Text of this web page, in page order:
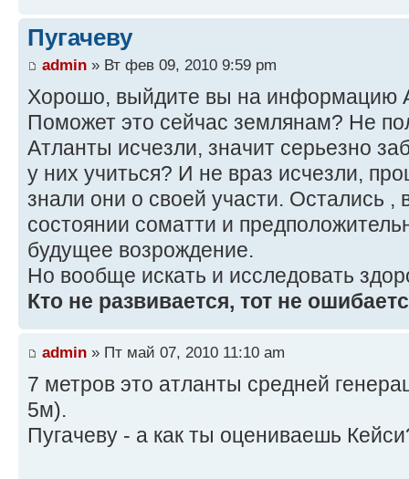
Пугачеву
admin » Вт фев 09, 2010 9:59 pm
Хорошо, выйдите вы на информацию
Поможет это сейчас землянам? Не
Атланты исчезли, значит серьезно
у них учиться? И не враз исчезли,
знали они о своей участи. Остались ,
состоянии соматти и
будущее возрождение.
Но вообще искать и исследовать
Кто не развивается, тот не
admin » Пт май 07, 2010 11:10 am
7 метров это атланты средней
5м).
Пугачеву - а как ты оцениваешь